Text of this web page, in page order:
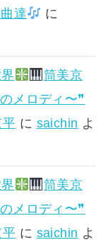
達
に
筒美京
メロディ〜❞
平 に saichin よ
筒美京
メロディ〜❞
平 に saichin よ